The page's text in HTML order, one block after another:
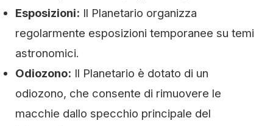
Esposizioni: Il Planetario organizza
regolarmente esposizioni temporanee su temi
astronomici.
Odiozono: Il Planetario è dotato di un
odiozono, che consente di rimuovere le
macchie dallo specchio principale del